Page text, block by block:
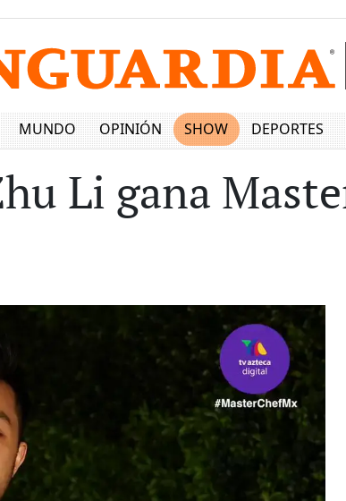
MUNDO OPINIÓN SHOW DEPORTES
Li gana